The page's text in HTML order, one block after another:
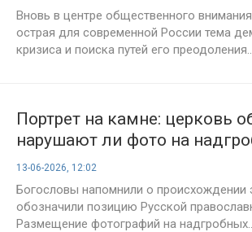
Вновь в центре общественного
острая для современной России тема
кризиса и поиска путей его
Портрет на камне: церковь
нарушают ли фото на
православные каноны
13-06-2026, 12:02
Богословы напомнили о происхождении
обозначили позицию Русской
Размещение фотографий на